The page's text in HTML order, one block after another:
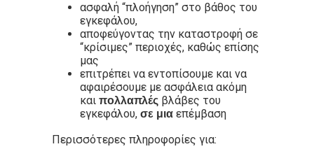
ασφαλή “πλοήγηση” στο βάθος του
εγκεφάλου,
αποφεύγοντας την καταστροφή σε
“κρίσιμες” περιοχές, καθώς επίσης
μας
επιτρέπει να εντοπίσουμε και να
αφαιρέσουμε με ασφάλεια ακόμη
και πολλαπλές βλάβες του
εγκεφάλου, σε μια επέμβαση
Περισσότερες πληροφορίες για: